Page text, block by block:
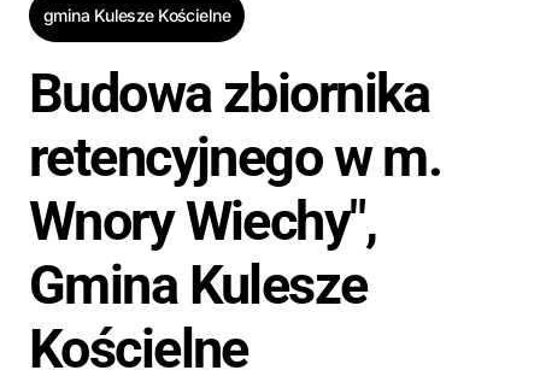
gmina Kulesze Kościelne
Budowa zbiornika
retencyjnego w m.
Wnory Wiechy",
Gmina Kulesze
Kościelne